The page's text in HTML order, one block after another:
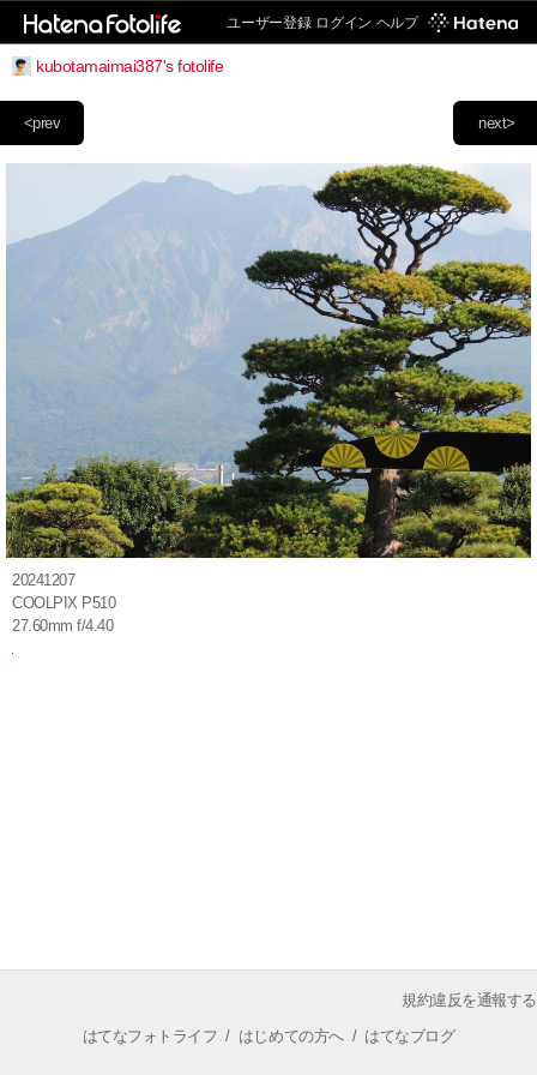
ユーザー登録 ログイン ヘルプ
kubotamaimai387's fotolife
next>
<prev
20241207
COOLPIX P510
27.60mm f/4.40
規約違反を通報する
はてなフォトライフ / はじめての方へ/ はてなブログ